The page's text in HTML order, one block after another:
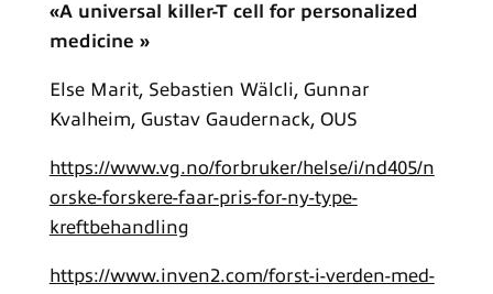
«A universal killer-T cell for personalized
medicine »
Else Marit, Sebastien Wälcli, Gunnar
Kvalheim, Gustav Gaudernack, OUS
https://www.vg.no/forbruker/helse/i/nd405/n
orske-forskere-faar-pris-for-ny-type-
kreftbehandling
https://www.inven2.com/forst-i-verden-med-